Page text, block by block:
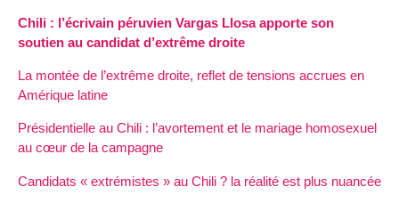
Chili : l’écrivain péruvien Vargas Llosa apporte son
soutien au candidat d’extrême droite
La montée de l’extrême droite, reflet de tensions accrues en
Amérique latine
Présidentielle au Chili : l’avortement et le mariage homosexuel
au cœur de la campagne
Candidats « extrémistes » au Chili ? la réalité est plus nuancée